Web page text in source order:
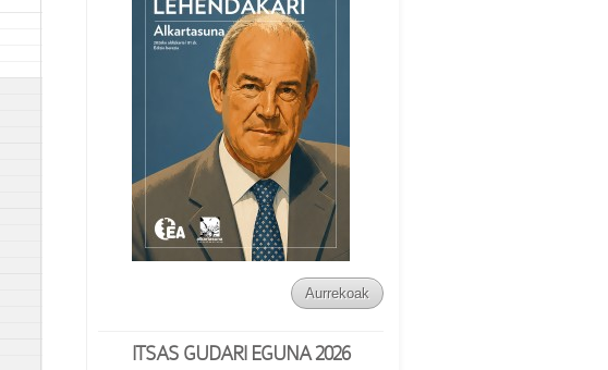
Aurrekoak
ITSAS GUDARI EGUNA 2026